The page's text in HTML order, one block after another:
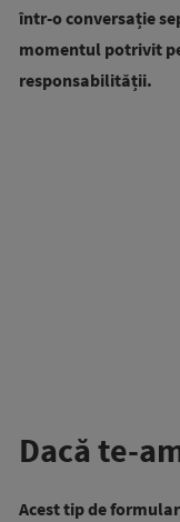
într-o conversație
momentul potrivit
responsabilității.
Dacă te-
Acest tip de